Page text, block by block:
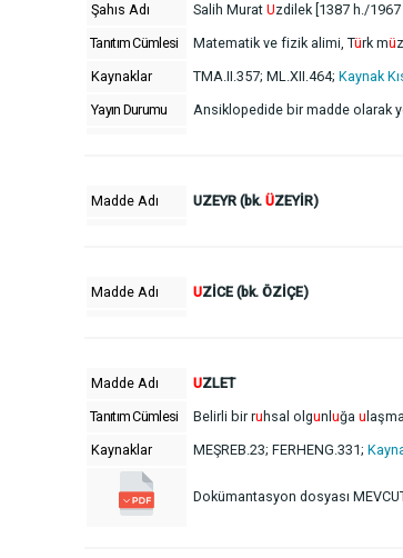
Şahıs Adı
Salih Murat Uzdilek [1387 h./1967
Tanıtım Cümlesi
Matematik ve fizik alimi, Türk mü
Kaynaklar
TMA.II.357; ML.XII.464; Kaynak
Yayın Durumu
Ansiklopedide bir madde olarak
Madde Adı UZEYR (bk. ÜZEYİR)
Madde Adı UZİCE (bk. ÖZİÇE)
Madde Adı UZLET
Tanıtım Cümlesi
Belirli bir ru hsal olgunl uğa u
Kaynaklar
MEŞREB.23; FERHENG.331;
Dokümantasyon dosyası